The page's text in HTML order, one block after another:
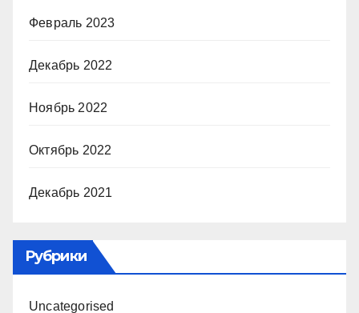
Февраль 2023
Декабрь 2022
Ноябрь 2022
Октябрь 2022
Декабрь 2021
Рубрики
Uncategorised